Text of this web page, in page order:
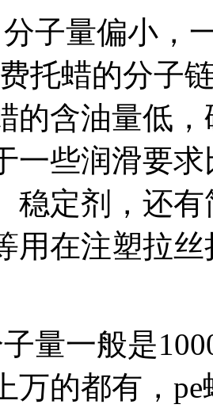
分子量偏小，
费托蜡的分子
的含油量低
一些润滑要
稳定剂，还
用在注塑拉
子量一般是
万的都有， pe